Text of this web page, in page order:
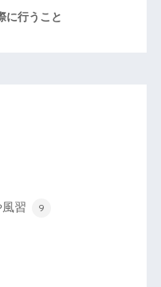
に行うこと
習 9